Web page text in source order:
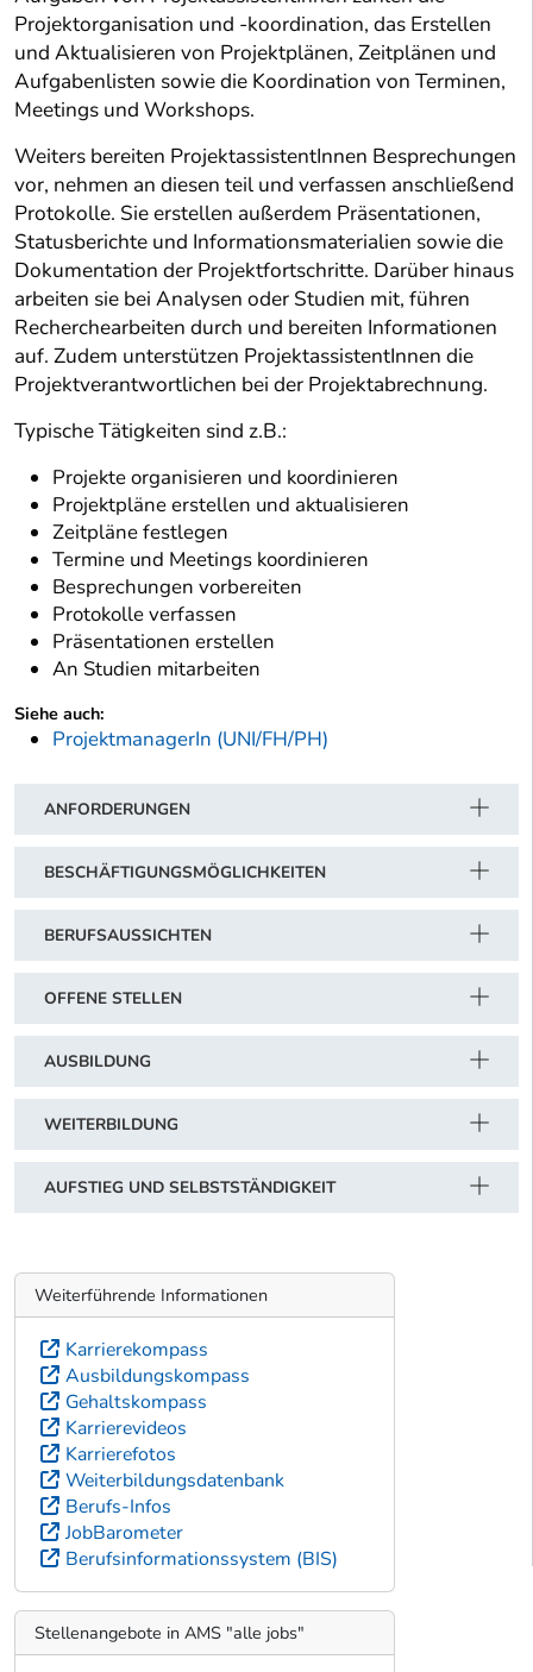
Projektorganisation und -koordination, das Erstellen
und Aktualisieren von Projektplänen, Zeitplänen und
Aufgabenlisten sowie die Koordination von Terminen,
Meetings und Workshops.
Weiters bereiten ProjektassistentInnen Besprechungen
vor, nehmen an diesen teil und verfassen anschließend
Protokolle. Sie erstellen außerdem Präsentationen,
Statusberichte und Informationsmaterialien sowie die
Dokumentation der Projektfortschritte. Darüber hinaus
arbeiten sie bei Analysen oder Studien mit, führen
Recherchearbeiten durch und bereiten Informationen
auf. Zudem unterstützen ProjektassistentInnen die
Projektverantwortlichen bei der Projektabrechnung.
Typische Tätigkeiten sind z.B.:
Projekte organisieren und koordinieren
Projektpläne erstellen und aktualisieren
Zeitpläne festlegen
Termine und Meetings koordinieren
Besprechungen vorbereiten
Protokolle verfassen
Präsentationen erstellen
An Studien mitarbeiten
Siehe auch:
ProjektmanagerIn (UNI/FH/PH)
ANFORDERUNGEN
BESCHÄFTIGUNGSMÖGLICHKEITEN
BERUFSAUSSICHTEN
OFFENE STELLEN
AUSBILDUNG
WEITERBILDUNG
AUFSTIEG UND SELBSTSTÄNDIGKEIT
Weiterführende Informationen
Karrierekompass
Ausbildungskompass
Gehaltskompass
Karrierevideos
Karrierefotos
Weiterbildungsdatenbank
Berufs-Infos
JobBarometer
Berufsinformationssystem (BIS)
Stellenangebote in AMS "alle jobs"